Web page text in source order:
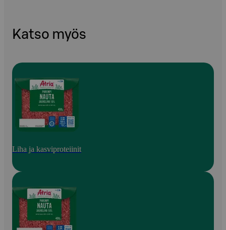
Katso myös
Liha ja kasviproteiinit